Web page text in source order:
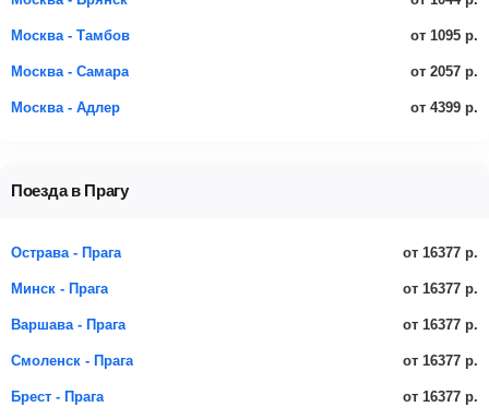
Москва - Тамбов от 1095 р.
Москва - Самара от 2057 р.
Москва - Адлер от 4399 р.
Поезда в Прагу
Острава - Прага от 16377 р.
Минск - Прага от 16377 р.
Варшава - Прага от 16377 р.
Смоленск - Прага от 16377 р.
Брест - Прага от 16377 р.